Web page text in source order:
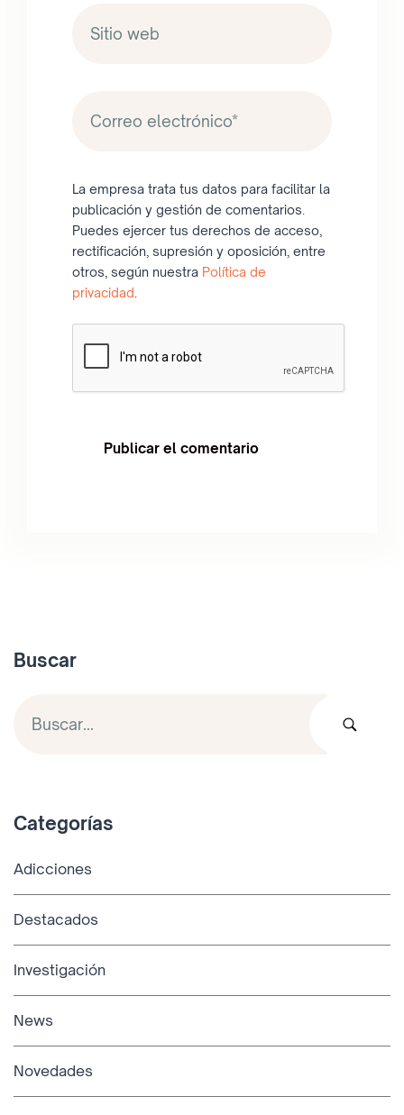
La empresa trata tus datos para facilitar la
publicación y gestión de comentarios.
Puedes ejercer tus derechos de acceso,
rectificación, supresión y oposición, entre
otros, según nuestra Política de
privacidad.
Buscar
Categorías
Adicciones
Destacados
Investigación
News
Novedades